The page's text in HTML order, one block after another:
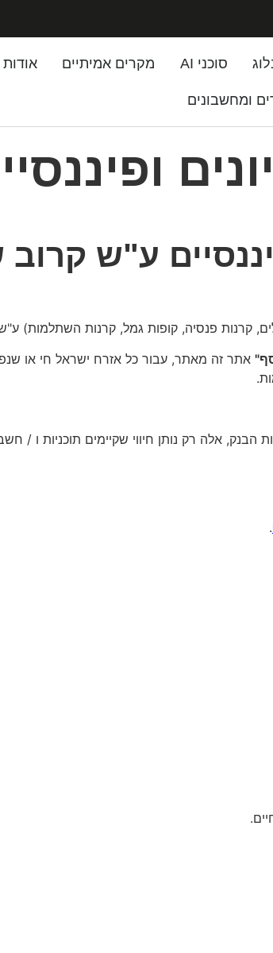
סוכני AI מקרים אמיתיים אודות
ומחשבונים
ע"ש
קרנות פנסיה, קופות גמל, קרנות השתלמות)
אתר זה מאתר, עבור כל אזרח ישראל חי או
הבנק, אלה רק נותן חיווי שקיימים תוכניות
.